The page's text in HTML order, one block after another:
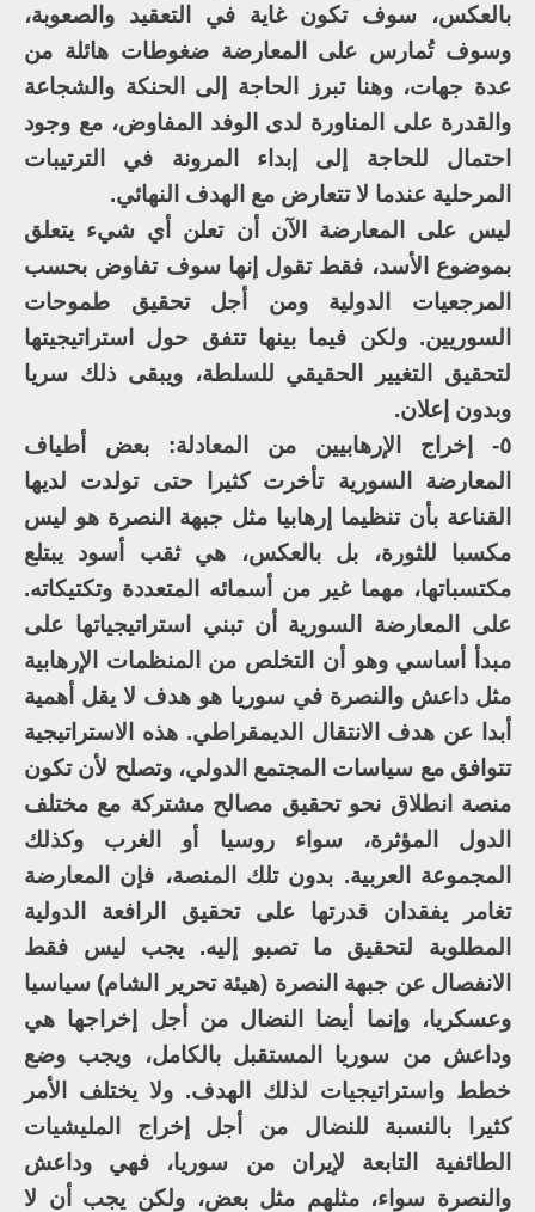
بالعكس، سوف تكون غاية في التعقيد والصعوبة،
وسوف تُمارس على المعارضة ضغوطات هائلة من
عدة جهات، وهنا تبرز الحاجة إلى الحنكة والشجاعة
والقدرة على المناورة لدى الوفد المفاوض، مع وجود
احتمال للحاجة إلى إبداء المرونة في الترتيبات
المرحلية عندما لا تتعارض مع الهدف النهائي.
ليس على المعارضة الآن أن تعلن أي شيء يتعلق
بموضوع الأسد، فقط تقول إنها سوف تفاوض بحسب
المرجعيات الدولية ومن أجل تحقيق طموحات
السوريين. ولكن فيما بينها تتفق حول استراتيجيتها
لتحقيق التغيير الحقيقي للسلطة، ويبقى ذلك سريا
وبدون إعلان.
٥- إخراج الإرهابيين من المعادلة: بعض أطياف
المعارضة السورية تأخرت كثيرا حتى تولدت لديها
القناعة بأن تنظيما إرهابيا مثل جبهة النصرة هو ليس
مكسبا للثورة، بل بالعكس، هي ثقب أسود يبتلع
مكتسباتها، مهما غير من أسمائه المتعددة وتكتيكاته.
على المعارضة السورية أن تبني استراتيجياتها على
مبدأ أساسي وهو أن التخلص من المنظمات الإرهابية
مثل داعش والنصرة في سوريا هو هدف لا يقل أهمية
أبدا عن هدف الانتقال الديمقراطي. هذه الاستراتيجية
تتوافق مع سياسات المجتمع الدولي، وتصلح لأن تكون
منصة انطلاق نحو تحقيق مصالح مشتركة مع مختلف
الدول المؤثرة، سواء روسيا أو الغرب وكذلك
المجموعة العربية. بدون تلك المنصة، فإن المعارضة
تغامر يفقدان قدرتها على تحقيق الرافعة الدولية
المطلوبة لتحقيق ما تصبو إليه. يجب ليس فقط
الانفصال عن جبهة النصرة (هيئة تحرير الشام) سياسيا
وعسكريا، وإنما أيضا النضال من أجل إخراجها هي
وداعش من سوريا المستقبل بالكامل، ويجب وضع
خطط واستراتيجيات لذلك الهدف. ولا يختلف الأمر
كثيرا بالنسبة للنضال من أجل إخراج المليشيات
الطائفية التابعة لإيران من سوريا، فهي وداعش
والنصرة سواء، مثلهم مثل بعض، ولكن يجب أن لا